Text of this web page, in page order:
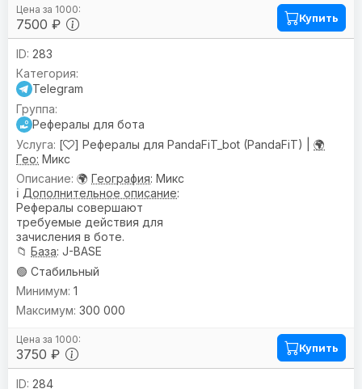
7500 ₽ Купить
283
Telegram
Рефералы для бота
[
] Рефералы для PandaFiT_bot (PandaFiT) | 🌍
Гео: Микс
🌍 География: Микс
ℹ️ Дополнительное описание:
Рефералы совершают
требуемые действия для
зачисления в боте.
📁 База: J-BASE
🟢 Стабильный
3750 ₽
1
300 000
Купить
284